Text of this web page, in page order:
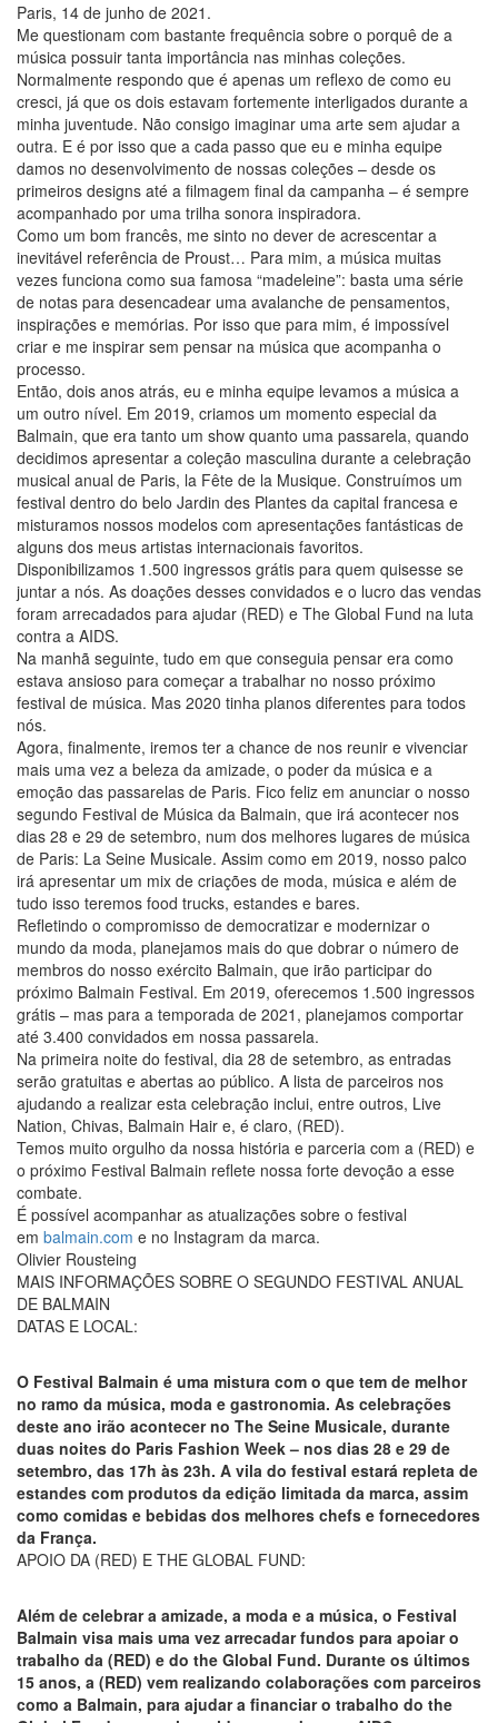
Paris, 14 de junho de 2021.
Me questionam com bastante frequência sobre o porquê de a
música possuir tanta importância nas minhas coleções.
Normalmente respondo que é apenas um reflexo de como eu
cresci, já que os dois estavam fortemente interligados durante a
minha juventude. Não consigo imaginar uma arte sem ajudar a
outra. E é por isso que a cada passo que eu e minha equipe
damos no desenvolvimento de nossas coleções – desde os
primeiros designs até a filmagem final da campanha – é sempre
acompanhado por uma trilha sonora inspiradora.
Como um bom francês, me sinto no dever de acrescentar a
inevitável referência de Proust… Para mim, a música muitas
vezes funciona como sua famosa “madeleine”: basta uma série
de notas para desencadear uma avalanche de pensamentos,
inspirações e memórias. Por isso que para mim, é impossível
criar e me inspirar sem pensar na música que acompanha o
processo.
Então, dois anos atrás, eu e minha equipe levamos a música a
um outro nível. Em 2019, criamos um momento especial da
Balmain, que era tanto um show quanto uma passarela, quando
decidimos apresentar a coleção masculina durante a celebração
musical anual de Paris, la Fête de la Musique. Construímos um
festival dentro do belo Jardin des Plantes da capital francesa e
misturamos nossos modelos com apresentações fantásticas de
alguns dos meus artistas internacionais favoritos.
Disponibilizamos 1.500 ingressos grátis para quem quisesse se
juntar a nós. As doações desses convidados e o lucro das vendas
foram arrecadados para ajudar (RED) e The Global Fund na luta
contra a AIDS.
Na manhã seguinte, tudo em que conseguia pensar era como
estava ansioso para começar a trabalhar no nosso próximo
festival de música. Mas 2020 tinha planos diferentes para todos
nós.
Agora, finalmente, iremos ter a chance de nos reunir e vivenciar
mais uma vez a beleza da amizade, o poder da música e a
emoção das passarelas de Paris. Fico feliz em anunciar o nosso
segundo Festival de Música da Balmain, que irá acontecer nos
dias 28 e 29 de setembro, num dos melhores lugares de música
de Paris: La Seine Musicale. Assim como em 2019, nosso palco
irá apresentar um mix de criações de moda, música e além de
tudo isso teremos food trucks, estandes e bares.
Refletindo o compromisso de democratizar e modernizar o
mundo da moda, planejamos mais do que dobrar o número de
membros do nosso exército Balmain, que irão participar do
próximo Balmain Festival. Em 2019, oferecemos 1.500 ingressos
grátis – mas para a temporada de 2021, planejamos comportar
até 3.400 convidados em nossa passarela.
Na primeira noite do festival, dia 28 de setembro, as entradas
serão gratuitas e abertas ao público. A lista de parceiros nos
ajudando a realizar esta celebração inclui, entre outros, Live
Nation, Chivas, Balmain Hair e, é claro, (RED).
Temos muito orgulho da nossa história e parceria com a (RED) e
o próximo Festival Balmain reflete nossa forte devoção a esse
combate.
É possível acompanhar as atualizações sobre o festival
em balmain.com e no Instagram da marca.
Olivier Rousteing
MAIS INFORMAÇÕES SOBRE O SEGUNDO FESTIVAL ANUAL
DE BALMAIN
DATAS E LOCAL:
O Festival Balmain é uma mistura com o que tem de melhor
no ramo da música, moda e gastronomia. As celebrações
deste ano irão acontecer no The Seine Musicale, durante
duas noites do Paris Fashion Week – nos dias 28 e 29 de
setembro, das 17h às 23h. A vila do festival estará repleta de
estandes com produtos da edição limitada da marca, assim
como comidas e bebidas dos melhores chefs e fornecedores
da França.
APOIO DA (RED) E THE GLOBAL FUND:
Além de celebrar a amizade, a moda e a música, o Festival
Balmain visa mais uma vez arrecadar fundos para apoiar o
trabalho da (RED) e do the Global Fund. Durante os últimos
15 anos, a (RED) vem realizando colaborações com parceiros
como a Balmain, para ajudar a financiar o trabalho do the